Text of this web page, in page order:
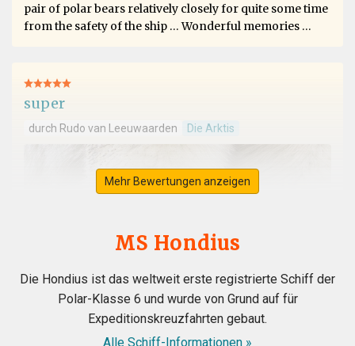
pair of polar bears relatively closely for quite some time
from the safety of the ship … Wonderful memories …
super
durch Rudo van Leeuwaarden Die Arktis
Mehr Bewertungen anzeigen
MS Hondius
Die Hondius ist das weltweit erste registrierte Schiff der
Polar-Klasse 6 und wurde von Grund auf für
Expeditionskreuzfahrten gebaut.
Alle Schiff-Informationen »